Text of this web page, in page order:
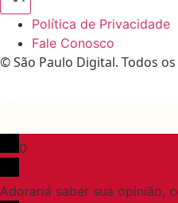
Política de Privacidade
Fale Conosco
© São Paulo Digital. Todos
0
Adoraria saber sua opinião,